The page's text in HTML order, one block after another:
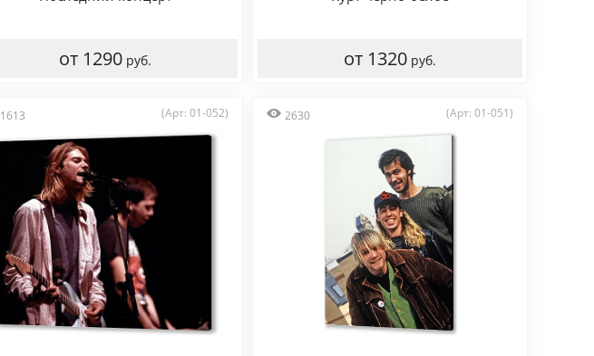
от 1290 руб. от 1320 руб.
1613 (Арт: 01-052) 2630 (Арт: 01-051)